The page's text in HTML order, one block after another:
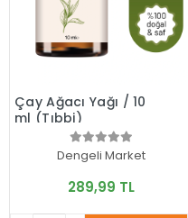
Çay Ağacı Yağı / 10
ml (Tıbbi)
Dengeli Market
289,99 TL